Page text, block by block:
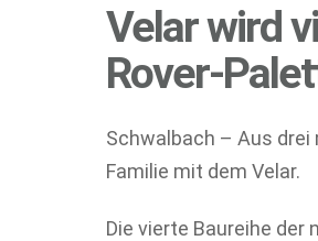
Velar wird
Rover-
Schwalbach – Aus drei
Familie mit dem Velar.
Die vierte Baureihe der